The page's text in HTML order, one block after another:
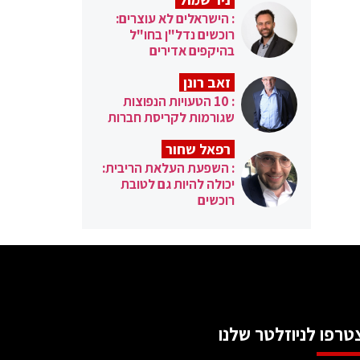
: הישראלים לא עוצרים:
רוכשים נדל"ן בחו"ל
בהיקפים אדירים
זאב רונן
: 10 הטעויות הנפוצות
שגורמות לקריסת חברות
רפאל שחור
: השפעת העלאת הריבית:
יכולה להיות גם לטובת
רוכשים
לניוזלטר שלנו